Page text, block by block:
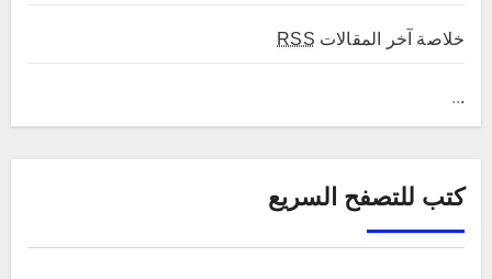
خلاصة آخر المقالات RSS
.
..
كتب للتصفح السريع